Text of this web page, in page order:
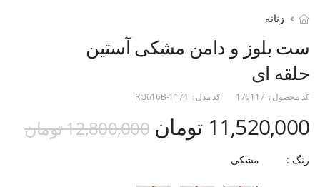
زنانه
ست بلوز و دامن مشکی آستین
حلقه ای
کد محصول : 176117 کد مدل : RO616B-1174
11,520,000 تومان 12,800,000 تومان
رنگ : مشکی